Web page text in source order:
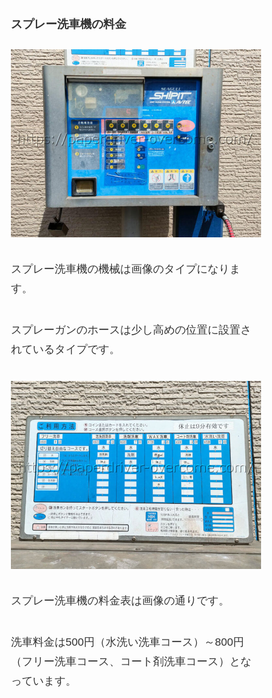
スプレー洗車機の料金
スプレー洗車機の機械は画像のタイプになりま
す。
スプレーガンのホースは少し高めの位置に設置さ
れているタイプです。
スプレー洗車機の料金表は画像の通りです。
洗車料金は500円（水洗い洗車コース）～800円
（フリー洗車コース、コート剤洗車コース）とな
っています。